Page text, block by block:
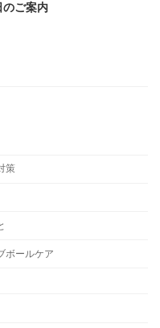
のご案内
策
ボールケア